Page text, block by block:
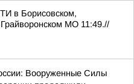
в Борисовском,
МО 11:49.//
Вооруженные Силы